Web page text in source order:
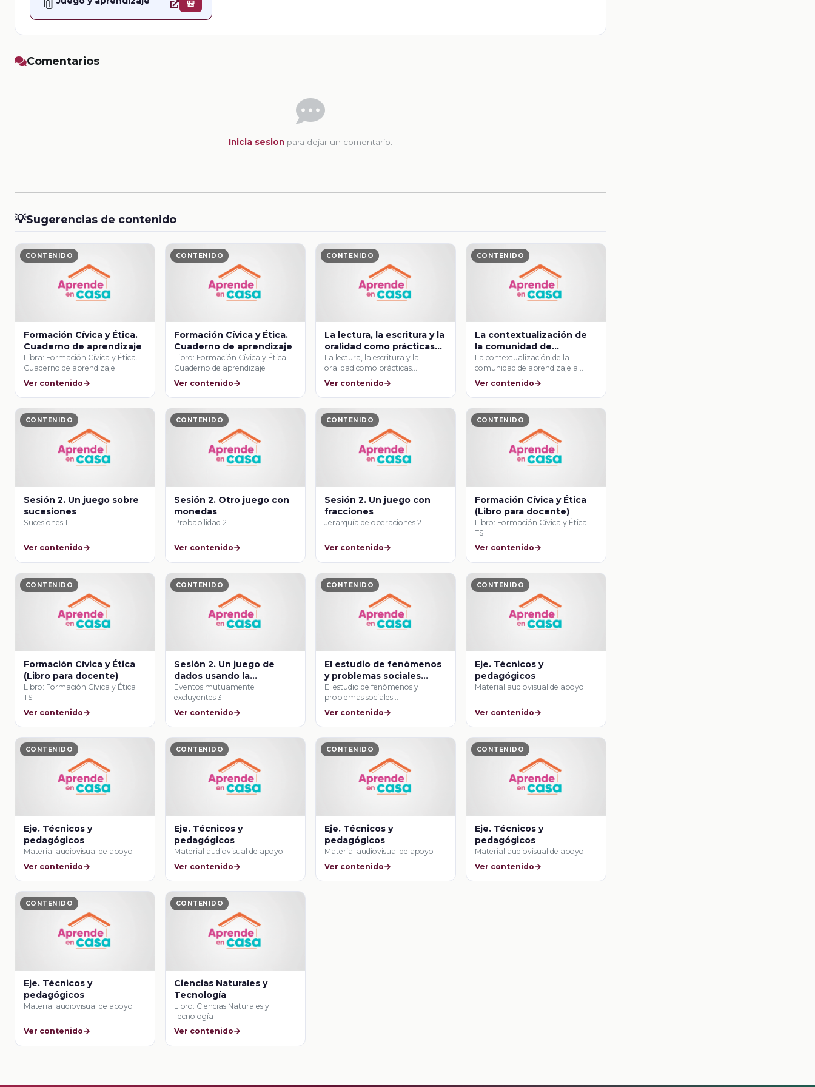
🎒
Comentarios
Inicia sesion para dejar un comentario.
💡Sugerencias de contenido
CONTENIDO
Formación Cívica y Ética.
Cuaderno de aprendizaje
Libra: Formación Cívica y Ética.
Cuaderno de aprendizaje
Ver contenido
CONTENIDO
Formación Cívica y Ética.
Cuaderno de aprendizaje
Libro: Formación Cívica y Ética.
Cuaderno de aprendizaje
Ver contenido
CONTENIDO
La lectura, la escritura y la
oralidad como prácticas
habilitadoras y
generadoras del
aprendizaje
La lectura, la escritura y la
oralidad como prácticas
habilitadoras y generadoras …
Ver contenido
CONTENIDO
La contextualización de
la comunidad de
aprendizaje a partir de los
intereses y experiencias
académicas de los
La contextualización de la
comunidad de aprendizaje a
partir de los intereses …
Ver contenido
CONTENIDO
Sesión 2. Un juego sobre
sucesiones
Sucesiones 1
Ver contenido
CONTENIDO
Sesión 2. Otro juego con
monedas
Probabilidad 2
Ver contenido
CONTENIDO
Sesión 2. Un juego con
fracciones
Jerarquía de operaciones 2
Ver contenido
CONTENIDO
Formación Cívica y Ética
(Libro para docente)
Libro: Formación Cívica y Ética
TS
Ver contenido
CONTENIDO
Formación Cívica y Ética
(Libro para docente)
Libro: Formación Cívica y Ética
TS
Ver contenido
CONTENIDO
Sesión 2. Un juego de
dados usando la
diferencia
Eventos mutuamente
excluyentes 3
Ver contenido
CONTENIDO
El estudio de fenómenos
y problemas sociales
contemporáneos
El estudio de fenómenos y
problemas sociales
contemporáneos
Ver contenido
CONTENIDO
Eje. Técnicos y
pedagógicos
Material audiovisual de apoyo
Ver contenido
CONTENIDO
Eje. Técnicos y
pedagógicos
Material audiovisual de apoyo
Ver contenido
CONTENIDO
Eje. Técnicos y
pedagógicos
Material audiovisual de apoyo
Ver contenido
CONTENIDO
Eje. Técnicos y
pedagógicos
Material audiovisual de apoyo
Ver contenido
CONTENIDO
Eje. Técnicos y
pedagógicos
Material audiovisual de apoyo
Ver contenido
CONTENIDO
Eje. Técnicos y
pedagógicos
Material audiovisual de apoyo
Ver contenido
CONTENIDO
Ciencias Naturales y
Tecnología
Libro: Ciencias Naturales y
Tecnología
Ver contenido